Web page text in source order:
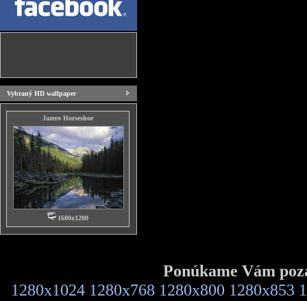
Vybraný HD wallpaper
Jazero Horseshoe
1600x1200
Ponúkame Vám
1280x1024 1280x768 1280x800 1280x853